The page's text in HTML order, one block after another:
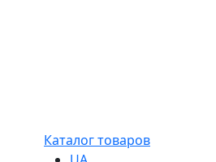
Каталог товаров